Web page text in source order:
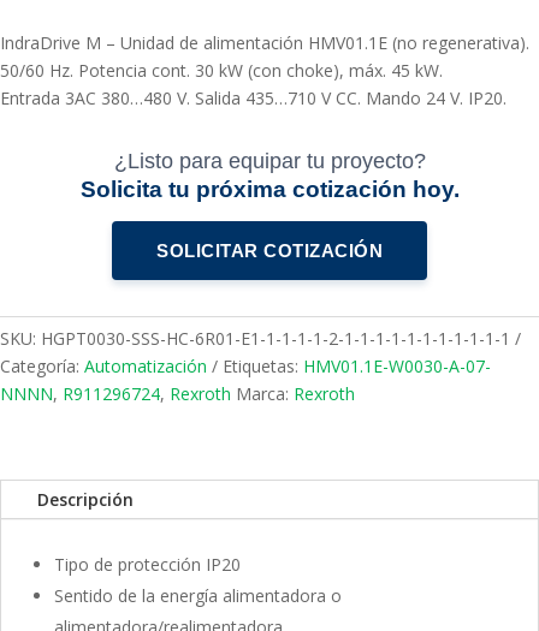
IndraDrive M – Unidad de alimentación HMV01.1E (no regenerativa).
50/60 Hz. Potencia cont. 30 kW (con choke), máx. 45 kW.
Entrada 3AC 380…480 V. Salida 435…710 V CC. Mando 24 V. IP20.
¿Listo para equipar tu proyecto?
Solicita tu próxima cotización hoy.
SOLICITAR COTIZACIÓN
SKU: HGPT0030-SSS-HC-6R01-E1-1-1-1-1-2-1-1-1-1-1-1-1-1-1-1-1
Categoría: Automatización Etiquetas: HMV01.1E-W0030-A-07-
NNNN, R911296724, Rexroth Marca: Rexroth
Descripción
Tipo de protección IP20
Sentido de la energía alimentadora o